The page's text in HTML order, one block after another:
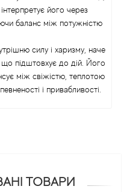
його через
баланс між потужністю
силу і харизму, наче
що підштовхує до дій. Його
між свіжістю, теплотою
і привабливості.
ТОВАРИ